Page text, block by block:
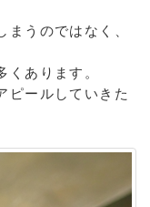
うのではなく、
あります。
ピールしていきた